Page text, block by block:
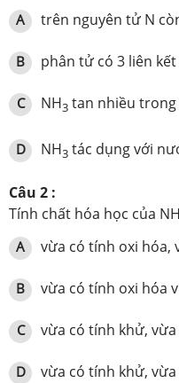
A trên nguyên tử N
B phân tử có 3 liên
C NH3 tan nhiều
D NH3 tác dụng với
Câu 2 :
Tính chất hóa học của NH
A vừa có tính oxi hóa,
B vừa có tính oxi hóa
C vừa có tính khử,
D vừa có tính khử,